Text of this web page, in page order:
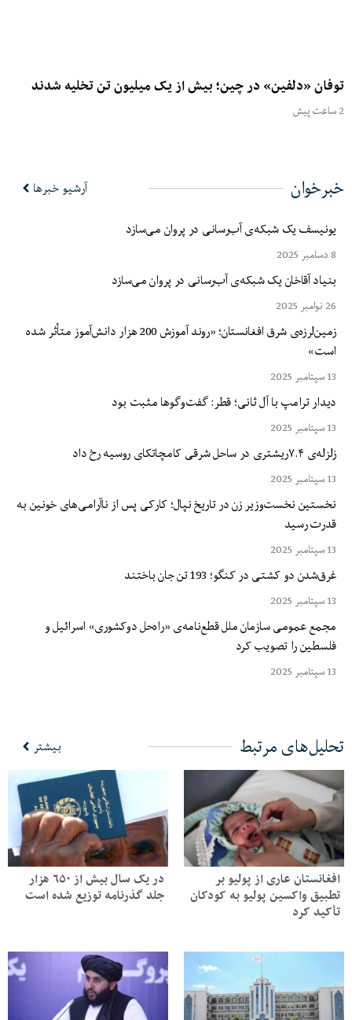
توفان «دلفین» در چین؛ بیش از یک میلیون تن تخلیه شدند
2 ساعت پیش
خبرخوان
آرشیو خبرها
یونیسف یک شبکه‌ی آب‌رسانی در پروان می‌سازد
8 دسامبر 2025
بنیاد آقاخان یک شبکه‌ی آب‌رسانی در پروان می‌سازد
26 نوامبر 2025
زمین‌لرزه‌ی شرق افغانستان؛ «روند آموزش 200 هزار دانش‌آموز متأثر شده
است»
13 سپتامبر 2025
دیدار ترامپ با آل ثانی؛ قطر: گفت‌وگوها مثبت بود
13 سپتامبر 2025
زلزله‌ی ۷.۴ریشتری در ساحل شرقی کامچاتکای روسیه رخ داد
13 سپتامبر 2025
نخستین نخست‌وزیر زن در تاریخ نپال؛ کارکی پس از ناآرامی‌های خونین به
قدرت رسید
13 سپتامبر 2025
غرق‌شدن دو کشتی در کنگو؛ 193 تن جان باختند
13 سپتامبر 2025
مجمع عمومی سازمان ملل قطع‌نامه‌ی «راه‌حل دوکشوری» اسرائیل و
فلسطین را تصویب کرد
13 سپتامبر 2025
تحلیل‌های مرتبط بیشتر
افغانستان عاری از پولیو بر
تطبیق واکسین پولیو به کودکان
تأکید کرد
در یک سال بیش از ۶۵۰ هزار
جلد گذرنامه توزیع شده است